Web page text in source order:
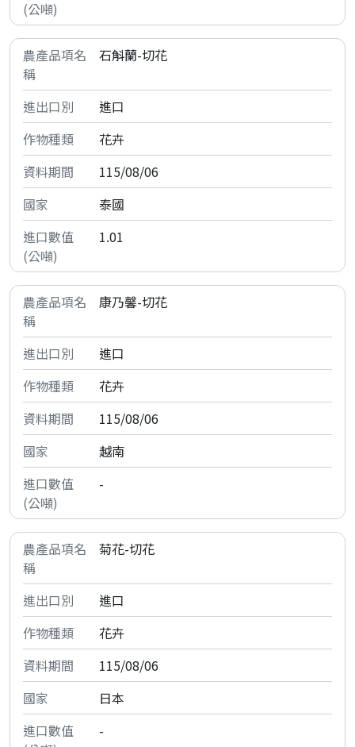
石斛蘭-切花
進口
花卉
115/08/06
泰國
1.01
康乃馨-切花
進口
花卉
115/08/06
越南
-
菊花-切花
進口
花卉
115/08/06
日本
-